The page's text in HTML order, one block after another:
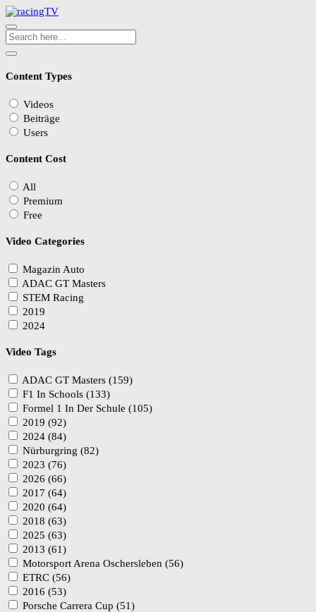
Content Types
Videos
Beiträge
Users
Content Cost
All
Premium
Free
Video Categories
Magazin Auto
ADAC GT Masters
STEM Racing
2019
2024
Video Tags
ADAC GT Masters (159)
F1 In Schools (133)
Formel 1 In Der Schule (105)
2019 (92)
2024 (84)
Nürburgring (82)
2023 (76)
2026 (66)
2017 (64)
2020 (64)
2018 (63)
2025 (63)
2013 (61)
Motorsport Arena Oschersleben (56)
ETRC (56)
2016 (53)
Porsche Carrera Cup (51)